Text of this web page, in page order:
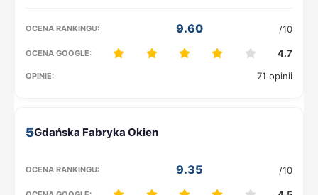
9.60 /10
4.7
71 opinii
5
9.35 /10